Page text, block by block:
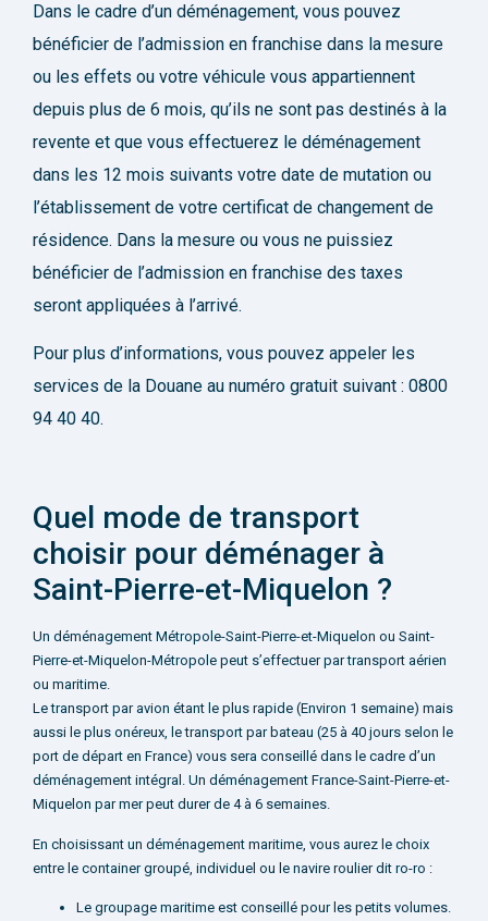
Dans le cadre d’un déménagement, vous pouvez
bénéficier de l’admission en franchise dans la mesure
ou les effets ou votre véhicule vous appartiennent
depuis plus de 6 mois, qu’ils ne sont pas destinés à la
revente et que vous effectuerez le déménagement
dans les 12 mois suivants votre date de mutation ou
l’établissement de votre certificat de changement de
résidence. Dans la mesure ou vous ne puissiez
bénéficier de l’admission en franchise des taxes
seront appliquées à l’arrivé.
Pour plus d’informations, vous pouvez appeler les
services de la Douane au numéro gratuit suivant : 0800
94 40 40.
Quel mode de transport
choisir pour déménager à
Saint-Pierre-et-Miquelon ?
Un déménagement Métropole-Saint-Pierre-et-Miquelon ou Saint-
Pierre-et-Miquelon-Métropole peut s’effectuer par transport aérien
ou maritime.
Le transport par avion étant le plus rapide (Environ 1 semaine) mais
aussi le plus onéreux, le transport par bateau (25 à 40 jours selon le
port de départ en France) vous sera conseillé dans le cadre d’un
déménagement intégral. Un déménagement France-Saint-Pierre-et-
Miquelon par mer peut durer de 4 à 6 semaines.
En choisissant un déménagement maritime, vous aurez le choix
entre le container groupé, individuel ou le navire roulier dit ro-ro :
Le groupage maritime est conseillé pour les petits volumes.